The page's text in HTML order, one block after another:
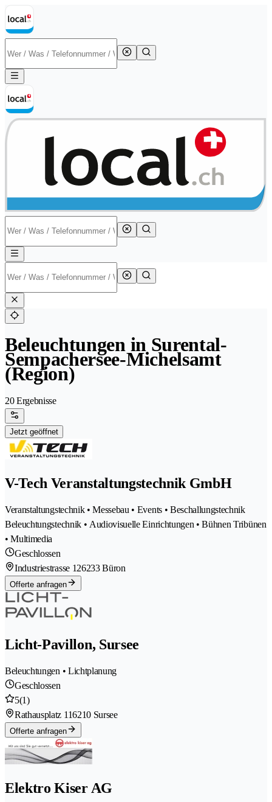
Beleuchtungen in Surental-
Sempachersee-Michelsamt
(Region)
20 Ergebnisse
Jetzt geöffnet
V-Tech Veranstaltungstechnik GmbH
Veranstaltungstechnik • Messebau • Events • Beschallungstechnik
Beleuchtungstechnik • Audiovisuelle Einrichtungen • Bühnen Tribünen
• Multimedia
Geschlossen
Industriestrasse 126233 Büron
Offerte anfragen
Licht-Pavillon, Sursee
Beleuchtungen • Lichtplanung
Geschlossen
5(1)
Rathausplatz 116210 Sursee
Offerte anfragen
Elektro Kiser AG